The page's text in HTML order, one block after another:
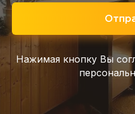
Нажимая кнопку Вы